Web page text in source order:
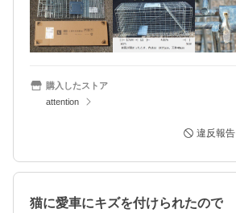
購入したストア
attention
違反報告
猫に愛車にキズを付けられたので